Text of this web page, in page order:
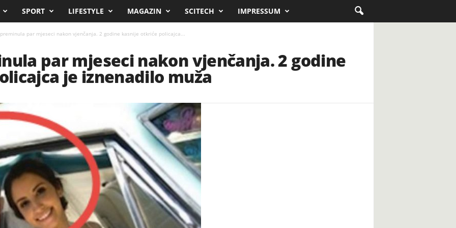
SPORT LIFESTYLE MAGAZIN SCITECH IMPRESSUM
preminula par mjeseci nakon vjenčanja. 2 godine kasnije otkriće policajca...
par mjeseci nakon vjenčanja. 2 godine
je iznenadilo muža